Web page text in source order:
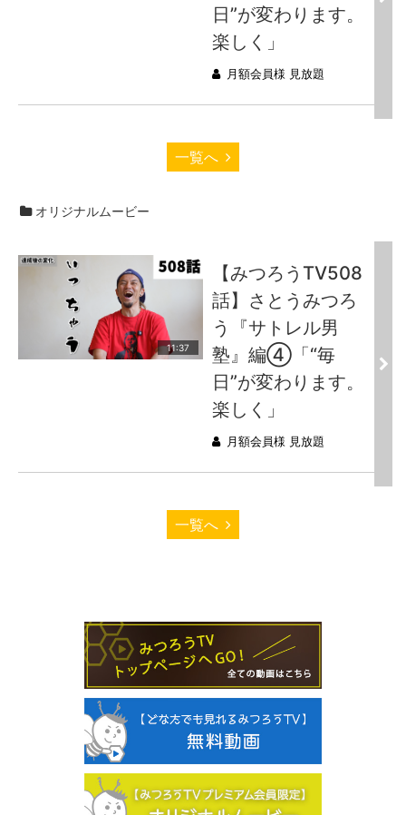
日”が変わります。
楽しく」
月額会員様 見放題
一覧へ
オリジナルムービー
11:37
【みつろうTV508
話】さとうみつろ
う『サトレル男
塾』編④「“毎
日”が変わります。
楽しく」
月額会員様 見放題
一覧へ